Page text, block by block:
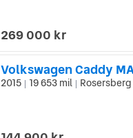
269 000 kr
2015 19 653 mil Rosersberg